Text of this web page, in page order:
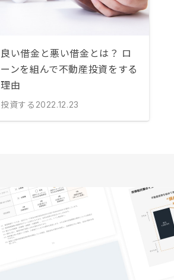
良い借金と悪い借金とは？ ロ
ーンを組んで不動産投資をする
理由
投資する 2022.12.23